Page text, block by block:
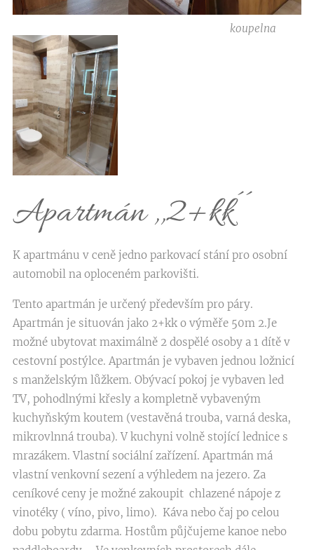
koupelna
Apartmán ,,2+kk´´
K apartmánu v ceně jedno parkovací stání pro osobní
automobil na oploceném parkovišti.
Tento apartmán je určený především pro páry.
Apartmán je situován jako 2+kk o výměře 50m 2.Je
možné ubytovat maximálně 2 dospělé osoby a 1 dítě v
cestovní postýlce. Apartmán je vybaven jednou ložnicí
s manželským lůžkem. Obývací pokoj je vybaven led
TV, pohodlnými křesly a kompletně vybaveným
kuchyňským koutem (vestavěná trouba, varná deska,
mikrovlnná trouba). V kuchyni volně stojící lednice s
mrazákem. Vlastní sociální zařízení. Apartmán má
vlastní venkovní sezení a výhledem na jezero. Za
ceníkové ceny je možné zakoupit chlazené nápoje z
vinotéky ( víno, pivo, limo). Káva nebo čaj po celou
dobu pobytu zdarma. Hostům půjčujeme kanoe nebo